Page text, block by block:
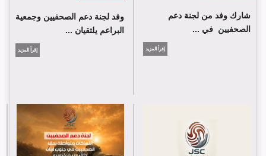
الدوي الشامل حول لبنان في مقر الامم المتحدة في جنيف حيث القت
اللجنة كلمة باسم جمعية البراعم للعمل الاجتماعي
شارك وفد من لجنة دعم
الصحفيين في ...
إقرأ المزيد
وفد لجنة دعم الصحفيين وجمعية
البراعم يلتقيان ...
إقرأ المزيد